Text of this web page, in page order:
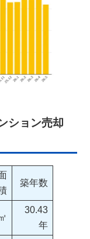
ション売却
築年数
30.43
年